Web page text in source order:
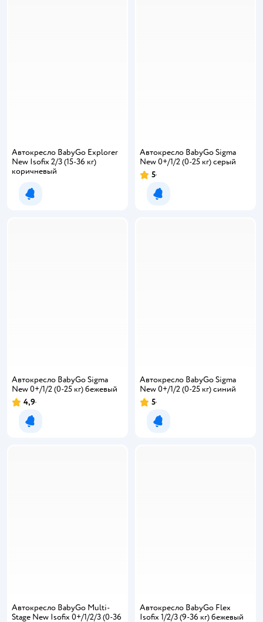
Автокресло BabyGo Explorer
New Isofix 2/3 (15-36 кг)
коричневый
Уведомить о появлении
Автокресло BabyGo Sigma
New 0+/1/2 (0-25 кг) серый
5
Уведомить о появлении
Автокресло BabyGo Sigma
New 0+/1/2 (0-25 кг) бежевый
4,9
Уведомить о появлении
Автокресло BabyGo Sigma
New 0+/1/2 (0-25 кг) синий
5
Уведомить о появлении
Автокресло BabyGo Multi-
Stage New Isofix 0+/1/2/3 (0-36
Автокресло BabyGo Flex
Isofix 1/2/3 (9-36 кг) бежевый